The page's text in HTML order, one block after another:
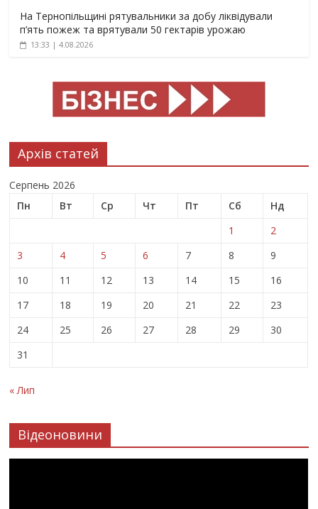
На Тернопільщині рятувальники за добу ліквідували
п’ять пожеж та врятували 50 гектарів урожаю
13:33 | 4.08.2026
Архів статей
Серпень 2026
Пн
Вт Ср Чт Пт Сб
Нд
1
2
3
4 5 6 7 8
9
10
11 12 13 14 15
16
17
18 19 20 21 22
23
24
25 26 27 28 29
30
31
« Лип
Відеоновини